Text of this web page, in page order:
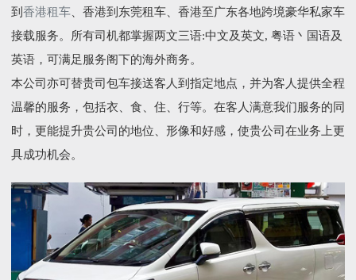
到 香港租车、香港到东莞租车、香港至广东各地跨境豪华私家车
接载服务。所有司机都掌握两文三语:中文及英文, 粤语丶国语及
英语，可满足服务阁下的海外商务。
本公司亦可替贵司包车接送客人到指定地点，并为客人提供全程
温馨的服务，包括衣、食、住、行等。在客人满意我们服务的同
时，更能提升贵公司的地位、形像和好感，使贵公司在业务上更
具成功机会。